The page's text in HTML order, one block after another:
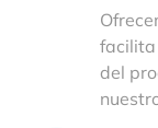
facilita
del